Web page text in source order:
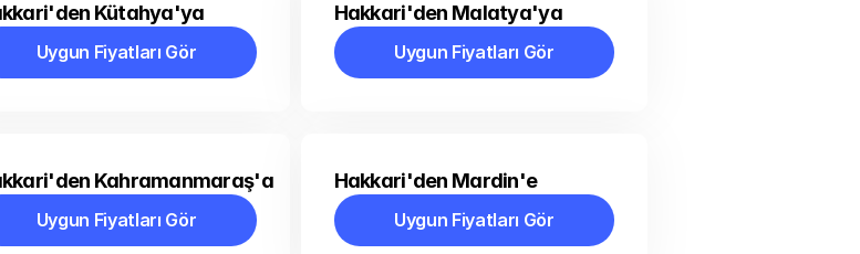
Kütahya'ya
Uygun Fiyatları Gör
Uygun Fiyatları Gör
Hakkari'den Malatya'ya
Uygun Fiyatları Gör
Uygun Fiyatları Gör
Kahramanmaraş'a
Uygun Fiyatları Gör
Uygun Fiyatları Gör
Hakkari'den Mardin'e
Uygun Fiyatları Gör
Uygun Fiyatları Gör